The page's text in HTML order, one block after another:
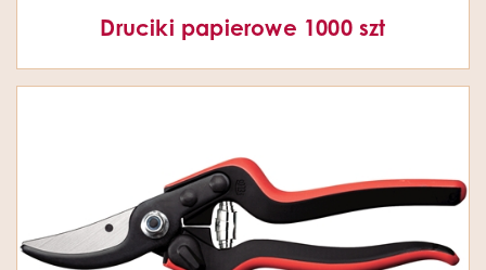
Druciki papierowe 1000 szt